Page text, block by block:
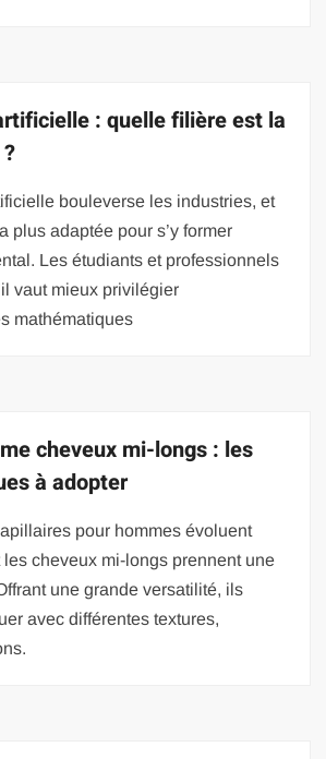
: quelle filière est la
bouleverse les industries, et
plus adaptée pour s’y former
Les étudiants et professionnels
vaut mieux privilégier
mathématiques
cheveux mi-longs : les
à adopter
pour hommes évoluent
les cheveux mi-longs prennent une
une grande versatilité, ils
avec différentes textures,